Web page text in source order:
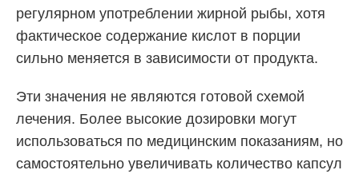
регулярном употреблении жирной рыбы, хотя
фактическое содержание кислот в порции
сильно меняется в зависимости от продукта.
Эти значения не являются готовой схемой
лечения. Более высокие дозировки могут
использоваться по медицинским показаниям, но
самостоятельно увеличивать количество капсул